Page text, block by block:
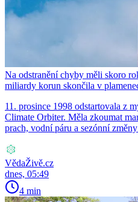
Na odstranění chyby měli skoro
miliardy korun skončila v
11. prosince 1998 odstartovala z
Climate Orbiter. Měla zkoumat
prach, vodní páru a sezónní
VědaŽivě.cz
dnes, 05:49
4 min